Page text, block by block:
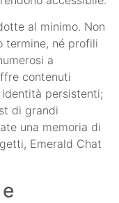
al minimo. Non
termine, né profili
a
contenuti
persistenti;
di grandi
una memoria di
Emerald Chat